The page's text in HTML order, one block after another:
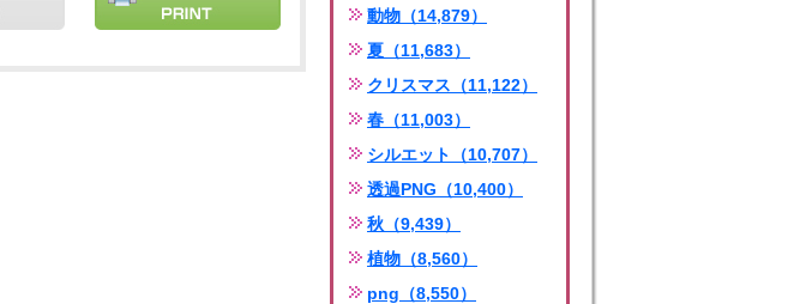
動物（14,879）
夏（11,683）
クリスマス（11,122）
春（11,003）
シルエット（10,707）
透過PNG（10,400）
秋（9,439）
植物（8,560）
png（8,550）